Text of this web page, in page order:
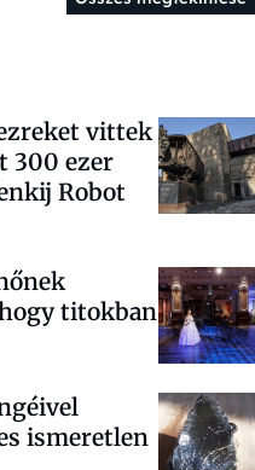
vittek
300 ezer
Robot
titokban
ismeretlen